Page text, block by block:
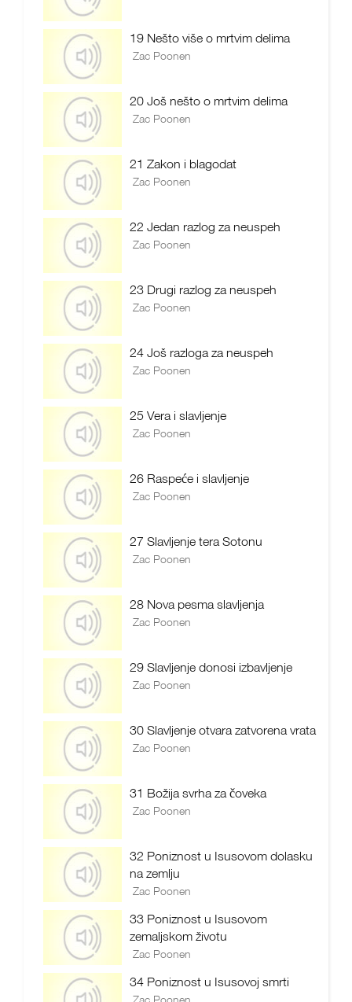
19 Nešto više o mrtvim delima
Zac Poonen
20 Još nešto o mrtvim delima
Zac Poonen
21 Zakon i blagodat
Zac Poonen
22 Jedan razlog za neuspeh
Zac Poonen
23 Drugi razlog za neuspeh
Zac Poonen
24 Još razloga za neuspeh
Zac Poonen
25 Vera i slavljenje
Zac Poonen
26 Raspeće i slavljenje
Zac Poonen
27 Slavljenje tera Sotonu
Zac Poonen
28 Nova pesma slavljenja
Zac Poonen
29 Slavljenje donosi izbavljenje
Zac Poonen
30 Slavljenje otvara zatvorena vrata
Zac Poonen
31 Božija svrha za čoveka
Zac Poonen
32 Poniznost u Isusovom dolasku
na zemlju
Zac Poonen
33 Poniznost u Isusovom
zemaljskom životu
Zac Poonen
34 Poniznost u Isusovoj smrti
Zac Poonen